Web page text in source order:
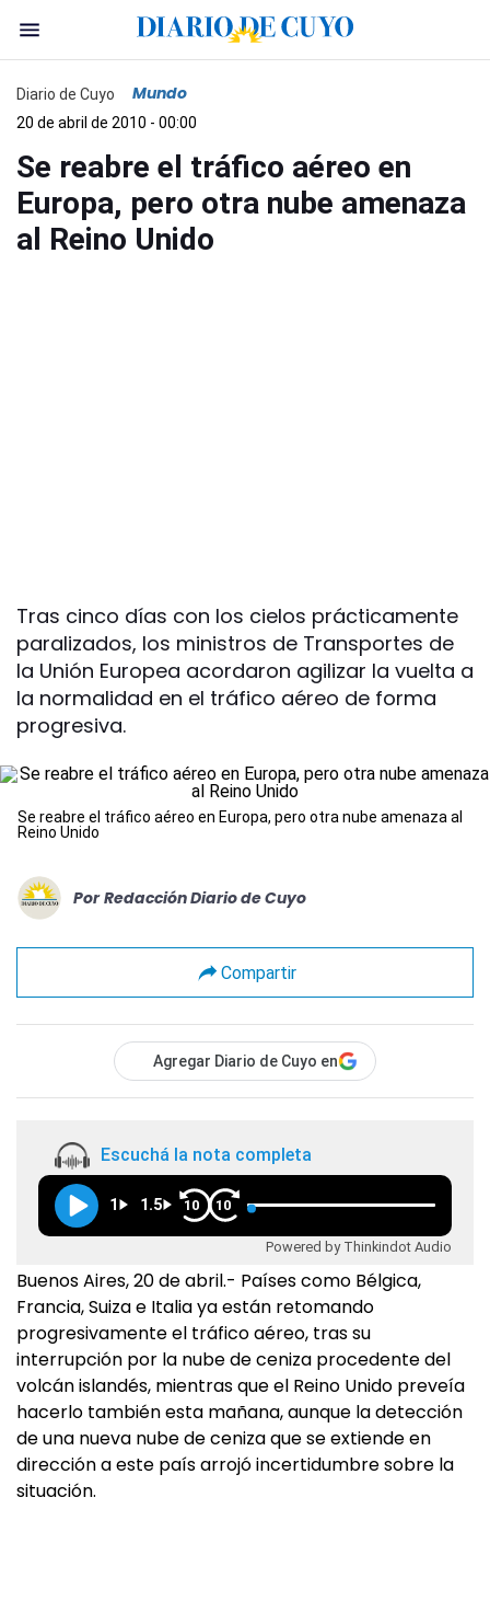
Diario de Cuyo Mundo
20 de abril de 2010 - 00:00
Se reabre el tráfico aéreo en
Europa, pero otra nube amenaza
al Reino Unido
Tras cinco días con los cielos prácticamente
paralizados, los ministros de Transportes de
la Unión Europea acordaron agilizar la vuelta a
la normalidad en el tráfico aéreo de forma
progresiva.
Se reabre el tráfico aéreo en Europa, pero otra nube amenaza al
Reino Unido
Por Redacción Diario de Cuyo
Compartir
Agregar Diario de Cuyo en
Escuchá la nota completa
1 1.5 10 10
Powered by Thinkindot Audio
Buenos Aires, 20 de abril.- Países como Bélgica,
Francia, Suiza e Italia ya están retomando
progresivamente el tráfico aéreo, tras su
interrupción por la nube de ceniza procedente del
volcán islandés, mientras que el Reino Unido preveía
hacerlo también esta mañana, aunque la detección
de una nueva nube de ceniza que se extiende en
dirección a este país arrojó incertidumbre sobre la
situación.